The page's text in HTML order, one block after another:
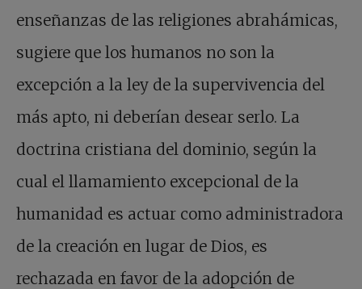
enseñanzas de las religiones abrahámicas,
sugiere que los humanos no son la
excepción a la ley de la supervivencia del
más apto, ni deberían desear serlo. La
doctrina cristiana del dominio, según la
cual el llamamiento excepcional de la
humanidad es actuar como administradora
de la creación en lugar de Dios, es
rechazada en favor de la adopción de